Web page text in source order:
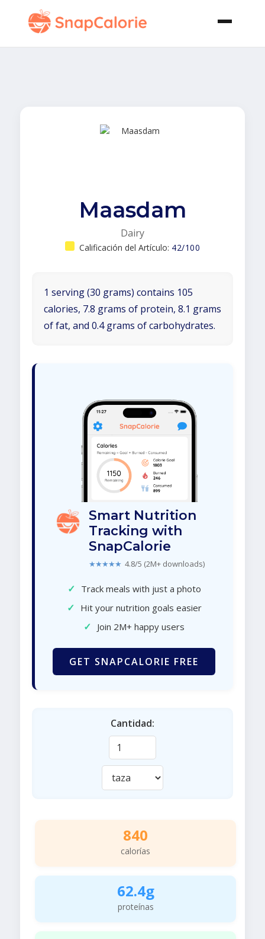
Maasdam
Dairy
Calificación del Artículo: 42/100
1 serving (30 grams) contains 105
calories, 7.8 grams of protein, 8.1 grams
of fat, and 0.4 grams of carbohydrates.
Smart Nutrition
Tracking with
SnapCalorie
★★★★★ 4.8/5 (2M+ downloads)
✓ Track meals with just a photo
✓ Hit your nutrition goals easier
✓ Join 2M+ happy users
GET SNAPCALORIE FREE
Cantidad:
840
calorías
62.4g
proteínas